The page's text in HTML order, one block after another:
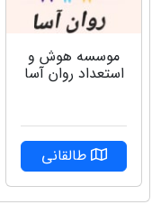
موسسه هوش و
استعداد روان آسا
طالقانی